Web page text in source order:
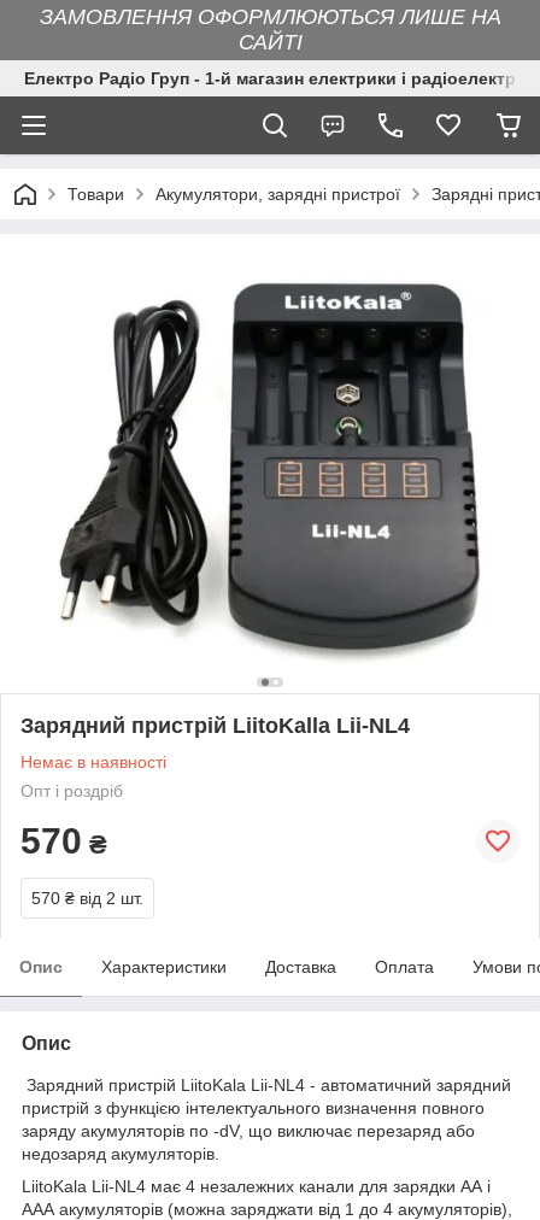
ЗАМОВЛЕННЯ ОФОРМЛЮЮТЬСЯ ЛИШЕ НА
САЙТІ
Електро Радіо Груп - 1-й магазин електрики і
Товари Акумулятори, зарядні пристрої Зарядні
Зарядний пристрій LiitoKalla Lii-NL4
Немає в наявності
Опт і роздріб
570 ₴
570 ₴ від 2 шт.
Опис Характеристики Доставка Оплата Умови
Опис
Зарядний пристрій LiitoKala Lii-NL4 - автоматичний зарядний
пристрій з функцією інтелектуального визначення повного
заряду акумуляторів по -dV, що виключає перезаряд або
недозаряд акумуляторів.
LiitoKala Lii-NL4 має 4 незалежних канали для зарядки АА і
ААА акумуляторів (можна заряджати від 1 до 4 акумуляторів),